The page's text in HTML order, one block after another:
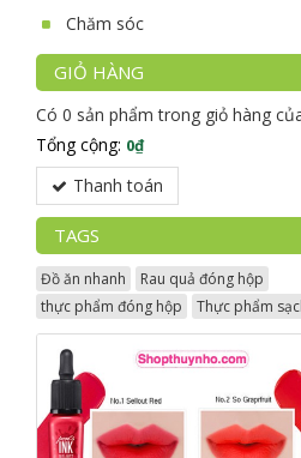
Chăm sóc
GIỎ HÀNG
Có 0 sản phẩm trong giỏ hàng
Tổng cộng: 0₫
Thanh toán
TAGS
Đồ ăn nhanh
Rau quả đóng hộp
thực phẩm đóng hộp
Thực phẩm